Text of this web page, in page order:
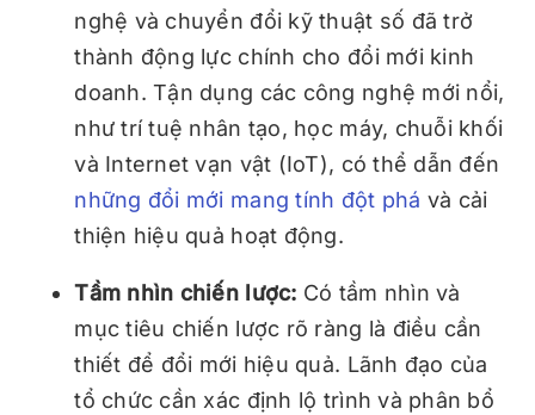
nghệ và chuyển đổi kỹ thuật số đã trở
thành động lực chính cho đổi mới kinh
doanh. Tận dụng các công nghệ mới nổi,
như trí tuệ nhân tạo, học máy, chuỗi khối
và Internet vạn vật (IoT), có thể dẫn đến
những đổi mới mang tính đột phá và cải
thiện hiệu quả hoạt động.
Tầm nhìn chiến lược: Có tầm nhìn và
mục tiêu chiến lược rõ ràng là điều cần
thiết để đổi mới hiệu quả. Lãnh đạo của
tổ chức cần xác định lộ trình và phân bổ